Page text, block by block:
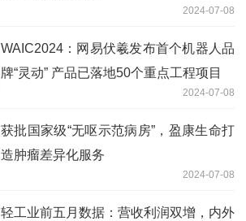
2024-07-08
WAIC2024：网易伏羲发布首个机器人品
牌“灵动” 产品已落地50个重点工程项目
2024-07-08
获批国家级“无呕示范病房”，盈康生命打
造肿瘤差异化服务
2024-07-08
轻工业前五月数据：营收利润双增，内外